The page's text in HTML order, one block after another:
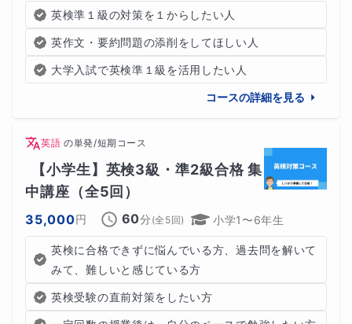
英検準１級の対策を１からしたい人
英作文・要約問題の添削をしてほしい人
大学入試で英検準１級を活用したい人
コースの詳細を見る
英語 の単発/短期コース
【小学生】英検3級・準2級合格 集
中講座（全5回）
35,000円 60分 (全 5回) 小学1〜6年生
英検に合格できずに悩んでいる方、過去問を解いて
みて、難しいと感じている方
英検受験の直前対策をしたい方